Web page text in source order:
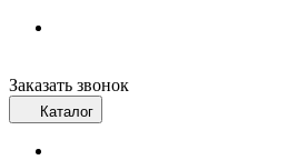
Заказать звонок
Каталог